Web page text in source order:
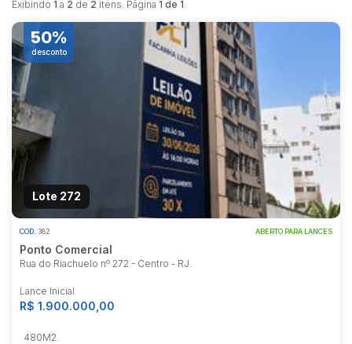
Exibindo 1 a 2 de 2 itens. Página 1 de 1
50%
desconto
Lote 272
COD. 382 ABERTO PARA LANCES
Ponto Comercial
Rua do Riachuelo nº 272 - Centro - RJ.
Lance Inicial
R$ 1.900.000,00
480M2.